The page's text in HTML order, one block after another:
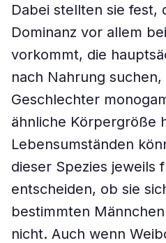
Dabei stellten sie fest,
Dominanz vor allem
vorkommt, die
nach Nahrung
Geschlechter
ähnliche Körpergröße
Lebensumständen
dieser Spezies jeweils
entscheiden, ob sie
bestimmten
nicht. Auch wenn